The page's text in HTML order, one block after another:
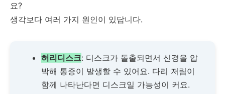
요?
생각보다 여러 가지 원인이 있답니다.
허리디스크: 디스크가 돌출되면서 신경을 압
박해 통증이 발생할 수 있어요. 다리 저림이
함께 나타난다면 디스크일 가능성이 커요.